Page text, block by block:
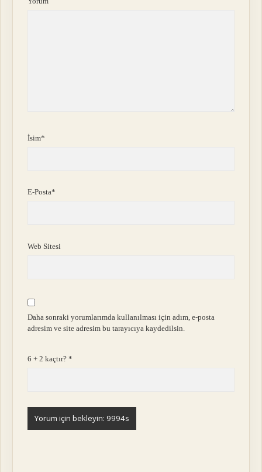
İsim*
E-Posta*
Web Sitesi
Daha sonraki yorumlarımda kullanılması için adım, e-posta
adresim ve site adresim bu tarayıcıya kaydedilsin.
6 + 2 kaçtır?*